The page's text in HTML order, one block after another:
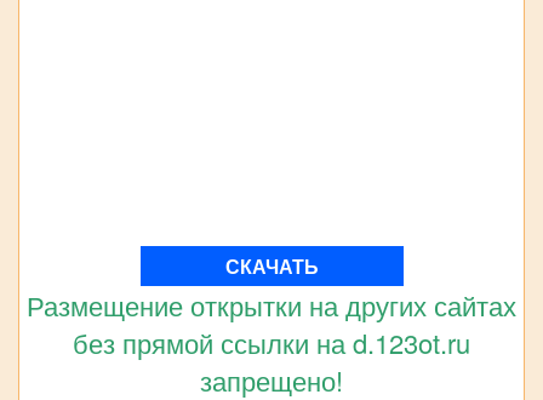
СКАЧАТЬ
Размещение открытки на других сайтах
без прямой ссылки на d.123ot.ru
запрещено!